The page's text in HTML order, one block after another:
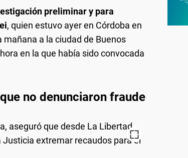
preliminar y para
, quien estuvo ayer en Córdoba en
a la ciudad de Buenos
en la que había sido convocada
no denunciaron fraude